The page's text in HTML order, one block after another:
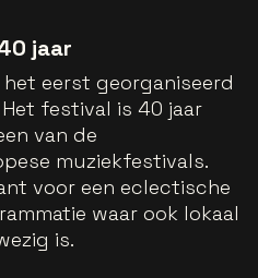
jaar
eerst georganiseerd
festival is 40 jaar
van de
muziekfestivals.
voor een eclectische
waar ook lokaal
is.